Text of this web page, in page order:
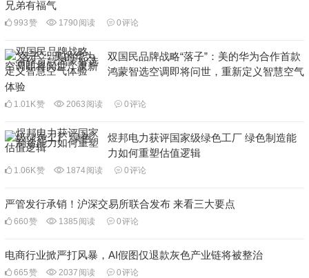
兄弟有福气
993赞 1790 阅读 0评论
双国民品牌战略“落子”：美的华为合作首款
鸿蒙智选空调即将问世，重新定义智慧空气
体验
1.01K赞 2063 阅读 0评论
煜邦电力获评国家级绿色工厂 绿色制造能
力如何重塑估值逻辑
1.06K赞 1874阅读 0评论
严管发行承销！沪深交易所联合发布 来看三大要点
660赞 1385 阅读 0评论
电商行业掀严打风暴，AI假图仅退款灰色产业链将被整治
665赞 2037 阅读 0评论